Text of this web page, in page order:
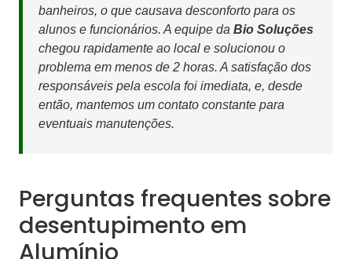
banheiros, o que causava desconforto para os
alunos e funcionários. A equipe da Bio Soluções
chegou rapidamente ao local e solucionou o
problema em menos de 2 horas. A satisfação dos
responsáveis pela escola foi imediata, e, desde
então, mantemos um contato constante para
eventuais manutenções.
Perguntas frequentes sobre
desentupimento em
Alumínio